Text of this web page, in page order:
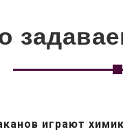
играют